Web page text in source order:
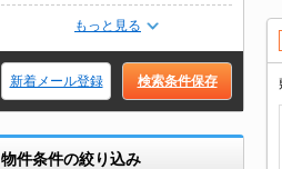
もっと見る
新着メール登録 検索条件保存
物件条件の絞り込み